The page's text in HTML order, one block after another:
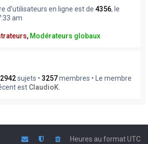
d’utilisateurs en ligne est de 4356, le
am
, Modérateurs globaux
2942sujets • 3257membres • Le membre
est ClaudioK
Heures au formatUTC